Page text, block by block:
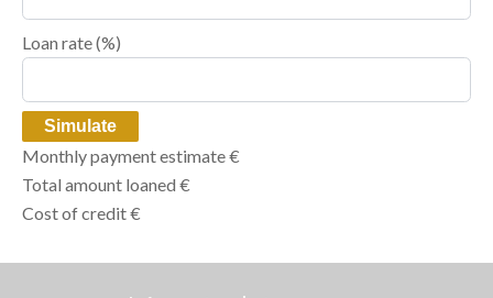
Loan rate(%)
Simulate
Monthly payment estimate€
Total amount loaned €
Cost of credit€